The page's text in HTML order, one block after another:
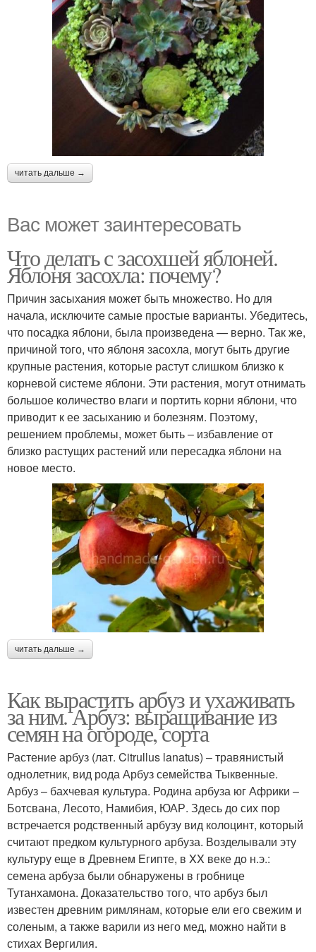
читать дальше →
Вас может заинтересовать
Что делать с засохшей яблоней.
Яблоня засохла: почему?
Причин засыхания может быть множество. Но для
начала, исключите самые простые варианты. Убедитесь,
что посадка яблони, была произведена — верно. Так же,
причиной того, что яблоня засохла, могут быть другие
крупные растения, которые растут слишком близко к
корневой системе яблони. Эти растения, могут отнимать
большое количество влаги и портить корни яблони, что
приводит к ее засыханию и болезням. Поэтому,
решением проблемы, может быть – избавление от
близко растущих растений или пересадка яблони на
новое место.
читать дальше →
Как вырастить арбуз и ухаживать
за ним. Арбуз: выращивание из
семян на огороде, сорта
Растение арбуз (лат. Citrullus lanatus) – травянистый
однолетник, вид рода Арбуз семейства Тыквенные.
Арбуз – бахчевая культура. Родина арбуза юг Африки –
Ботсвана, Лесото, Намибия, ЮАР. Здесь до сих пор
встречается родственный арбузу вид колоцинт, который
считают предком культурного арбуза. Возделывали эту
культуру еще в Древнем Египте, в XX веке до н.э.:
семена арбуза были обнаружены в гробнице
Тутанхамона. Доказательство того, что арбуз был
известен древним римлянам, которые ели его свежим и
соленым, а также варили из него мед, можно найти в
стихах Вергилия.